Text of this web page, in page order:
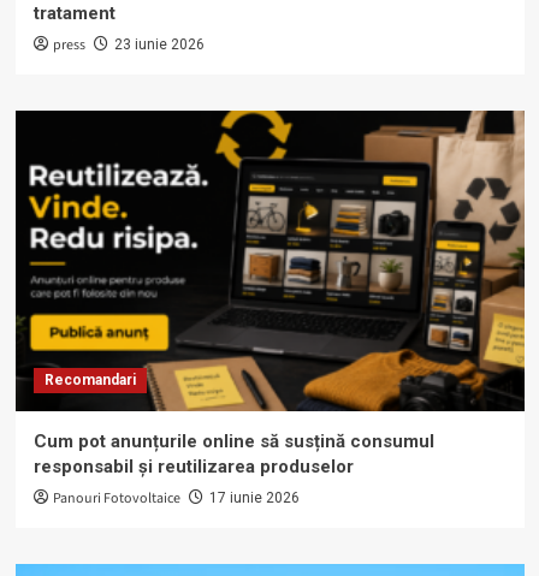
tratament
press 23 iunie 2026
Recomandari
Cum pot anunțurile online să susțină consumul
responsabil și reutilizarea produselor
Panouri Fotovoltaice 17 iunie 2026